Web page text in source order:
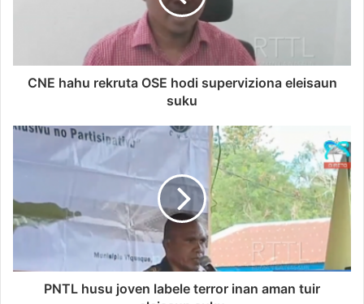
CNE hahu rekruta OSE hodi superviziona eleisaun
suku
PNTL husu joven labele terror inan aman tuir